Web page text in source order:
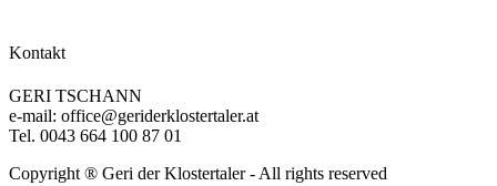
Kontakt
GERI TSCHANN
e-mail: office@geriderklostertaler.at
Tel. 0043 664 100 87 01
Copyright ® Geri der Klostertaler - All rights reserved